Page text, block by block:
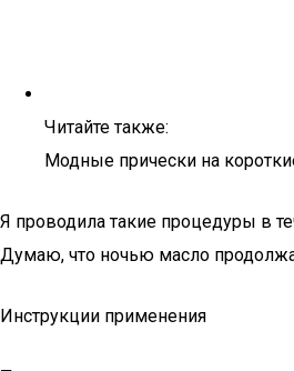
Читайте также:
Модные прически на
Я проводила такие процедуры в
Думаю, что ночью масло
Инструкции применения